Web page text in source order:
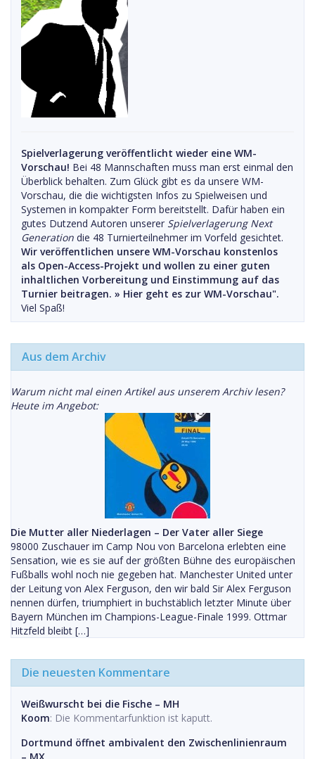
Spielverlagerung veröffentlicht wieder eine WM-
Vorschau! Bei 48 Mannschaften muss man erst einmal den
Überblick behalten. Zum Glück gibt es da unsere WM-
Vorschau, die die wichtigsten Infos zu Spielweisen und
Systemen in kompakter Form bereitstellt. Dafür haben ein
gutes Dutzend Autoren unserer Spielverlagerung Next
Generation die 48 Turnierteilnehmer im Vorfeld gesichtet.
Wir veröffentlichen unsere WM-Vorschau konstenlos
als Open-Access-Projekt und wollen zu einer guten
inhaltlichen Vorbereitung und Einstimmung auf das
Turnier beitragen. » Hier geht es zur WM-Vorschau".
Viel Spaß!
Aus dem Archiv
Warum nicht mal einen Artikel aus unserem Archiv lesen?
Heute im Angebot:
Die Mutter aller Niederlagen – Der Vater aller Siege
98000 Zuschauer im Camp Nou von Barcelona erlebten eine
Sensation, wie es sie auf der größten Bühne des europäischen
Fußballs wohl noch nie gegeben hat. Manchester United unter
der Leitung von Alex Ferguson, den wir bald Sir Alex Ferguson
nennen dürfen, triumphiert in buchstäblich letzter Minute über
Bayern München im Champions-League-Finale 1999. Ottmar
Hitzfeld bleibt […]
Die neuesten Kommentare
Weißwurscht bei die Fische – MH
Koom: Die Kommentarfunktion ist kaputt.
Dortmund öffnet ambivalent den Zwischenlinienraum